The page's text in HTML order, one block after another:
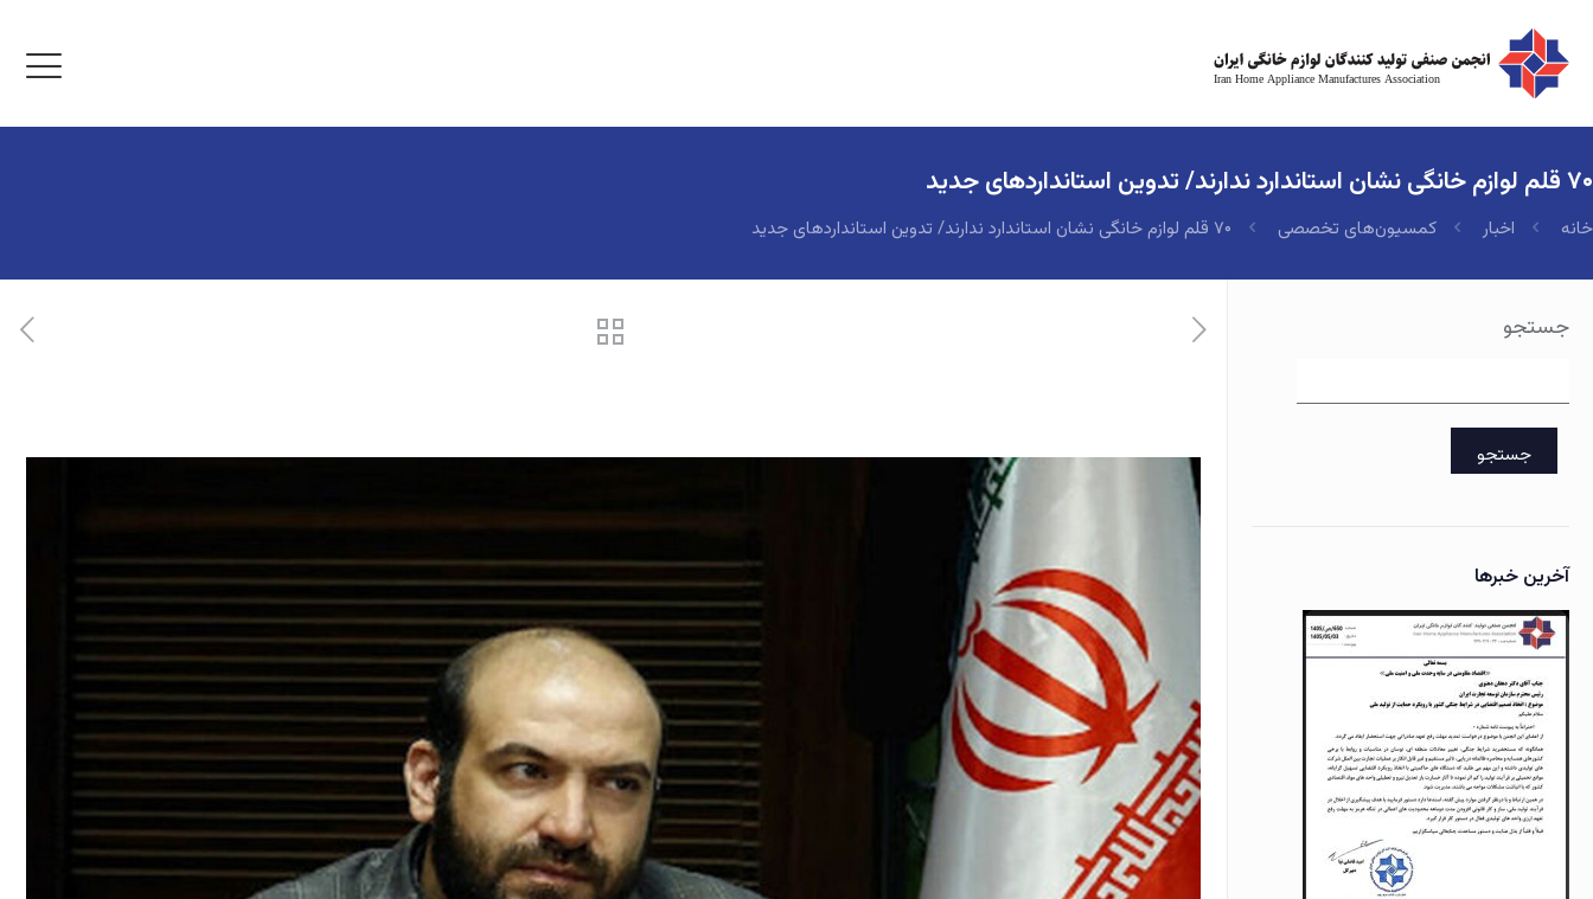
۷۰ قلم لوازم خانگی نشان استاندارد ندارند/ تدوین استانداردهای جدید
خانه اخبار کمسیون‌های تخصصی ۷۰ قلم لوازم خانگی نشان استاندارد ندارند/ تدوین استانداردهای جدید
جستجو
جستجو
آخرین خبرها